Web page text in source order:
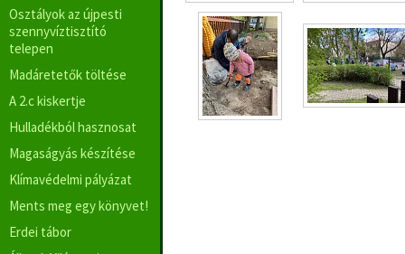
Osztályok az újpesti
szennyvíztisztító
telepen
Madáretetők töltése
A 2.c kiskertje
Hulladékból hasznosat
Magaságyás készítése
Klímavédelmi pályázat
Ments meg egy könyvet!
Erdei tábor